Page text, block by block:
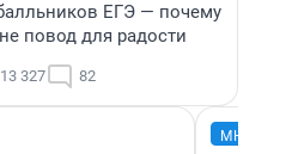
ЕГЭ — почему
повод для радости
13 327 82